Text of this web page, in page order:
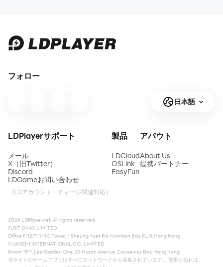
フォロー
日本語
LDPlayerサポート
メール
X（旧Twitter）
Discord
LDGameお問い合わせ
（LDアカウント・チャージ関連対応）
製品
LDCloud
OSLink
EasyFun
アバウト
About Us
提携パートナー
2026 LDPlayer.net. All rights reserved.
JUST OKAY LIMITED
Office F, 12/F, YHC Tower, 1 Sheung Yuet Rd, Kowloon Bay, KLN, Hong Kong
XUANZHI INTERNATIONAL CO., LIMITED
Room 1911, Lee Garden One, 33 Hysan Avenue, Causeway Bay, Hong Kong
当サイトのゲームアプリはすべてネットワークから収集されています。 侵害があれば、